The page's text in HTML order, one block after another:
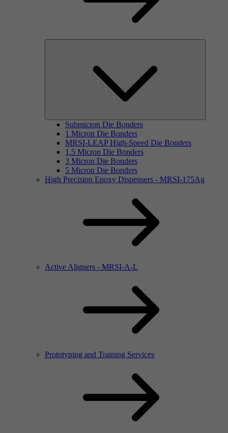
Submicron Die Bonders
1 Micron Die Bonders
MRSI-LEAP High-Speed Die Bonders
1.5 Micron Die Bonders
3 Micron Die Bonders
5 Micron Die Bonders
High Precision Epoxy Dispensers - MRSI-175Ag
Active Aligners - MRSI-A-L
Prototyping and Training Services